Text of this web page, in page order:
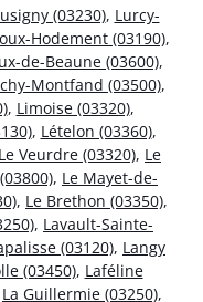
(03230), Lurcy-
Hodement (03190),
de-Beaune (03600),
Montfand (03500),
, Limoise (03320),
, Lételon (03360),
Le Veurdre (03320), Le
, Le Mayet-de-
, Le Brethon (03350),
, Lavault-Sainte-
(03120), Langy
(03450), Laféline
La Guillermie (03250),